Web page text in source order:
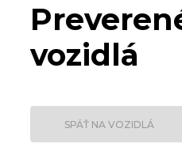
vozidlá
SPÄŤ NA VOZIDLÁ